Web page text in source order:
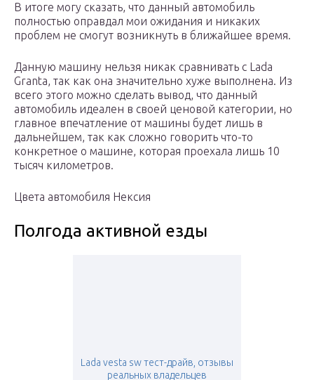
В итоге могу сказать, что данный автомобиль
полностью оправдал мои ожидания и никаких
проблем не смогут возникнуть в ближайшее время.
Данную машину нельзя никак сравнивать с Lada
Granta, так как она значительно хуже выполнена. Из
всего этого можно сделать вывод, что данный
автомобиль идеален в своей ценовой категории, но
главное впечатление от машины будет лишь в
дальнейшем, так как сложно говорить что-то
конкретное о машине, которая проехала лишь 10
тысяч километров.
Цвета автомобиля Нексия
Полгода активной езды
Lada vesta sw тест-драйв, отзывы
реальных владельцев